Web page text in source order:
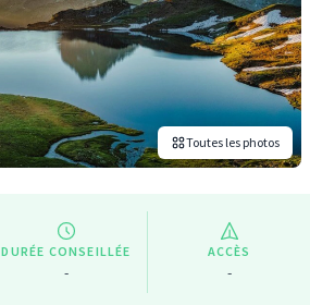
Toutes les photos
DURÉE CONSEILLÉE
-
ACCÈS
-